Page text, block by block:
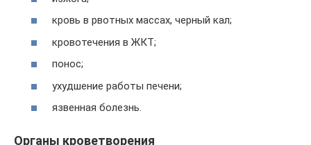
кровь в рвотных массах, черный кал;
кровотечения в ЖКТ;
понос;
ухудшение работы печени;
язвенная болезнь.
Органы кроветворения